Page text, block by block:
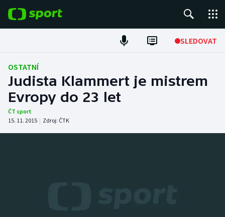
SLEDOVAT
Fotbal
Hokej
Tenis
Atletika
OSTATNÍ
Judista Klammert je mistrem
Evropy do 23 let
ČT sport
15. 11. 2015 | Zdroj: ČTK